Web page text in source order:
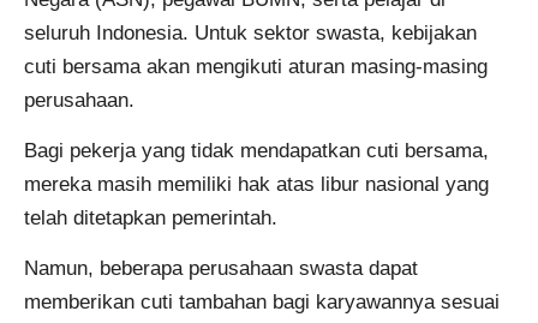
seluruh Indonesia. Untuk sektor swasta, kebijakan
cuti bersama akan mengikuti aturan masing-masing
perusahaan.
Bagi pekerja yang tidak mendapatkan cuti bersama,
mereka masih memiliki hak atas libur nasional yang
telah ditetapkan pemerintah.
Namun, beberapa perusahaan swasta dapat
memberikan cuti tambahan bagi karyawannya sesuai